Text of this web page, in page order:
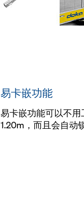
易卡嵌功能
易卡嵌功能可以不
1.20m，而且会自动